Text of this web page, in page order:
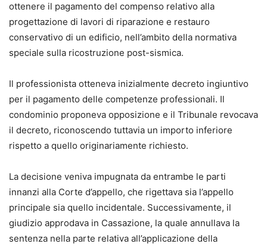
professori universitari e avvocati cassazionisti, pensata
per chi opera quotidianamente nel contenzioso di ultima
istanza.
A chi è rivolto
Avvocati e
cassazionisti
Magistrati
Studiosi e ricercatori di diritto processuale civile
Professionisti che si confrontano con il giudizio
di legittimità
Cosa trovi nel volume
Il rinvio pregiudiziale alla Cassazione(art. 363-
bis c.p.c.)
Imotivi di ricorsoe la loro corretta impostazione
Iregolamenti di giurisdizione e di competenza
ottenere il pagamento del compenso relativo alla
progettazione di lavori di riparazione e restauro
conservativo di un edificio, nell’ambito della normativa
speciale sulla ricostruzione post-sismica.
Il professionista otteneva inizialmente decreto ingiuntivo
per il pagamento delle competenze professionali. Il
condominio proponeva opposizione e il Tribunale revocava
il decreto, riconoscendo tuttavia un importo inferiore
rispetto a quello originariamente richiesto.
La decisione veniva impugnata da entrambe le parti
innanzi alla Corte d’appello, che rigettava sia l’appello
principale sia quello incidentale. Successivamente, il
giudizio approdava in Cassazione, la quale annullava la
sentenza nella parte relativa all’applicazione della